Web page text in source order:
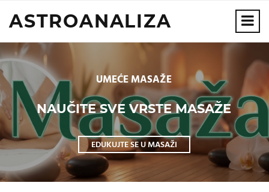
ASTROANALIZA
UMEĆE MASAŽE
NAUČITE SVE VRSTE MASAŽE
EDUKUJTE SE U MASAŽI